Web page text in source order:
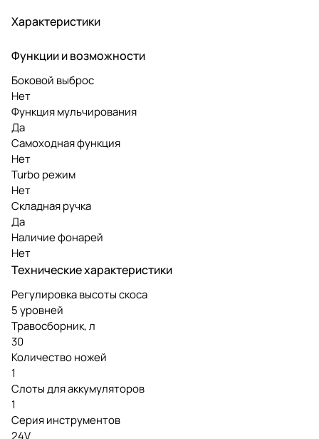
Характеристики
Функции и возможности
Боковой выброс
Нет
Функция мульчирования
Да
Самоходная функция
Нет
Turbo режим
Нет
Складная ручка
Да
Наличие фонарей
Нет
Технические характеристики
Регулировка высоты скоса
5 уровней
Травосборник, л
30
Количество ножей
1
Слоты для аккумуляторов
1
Серия инструментов
24V